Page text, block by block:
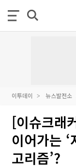
이투데이 뉴스발전소
[이슈크래
이어가는
고리즘’?